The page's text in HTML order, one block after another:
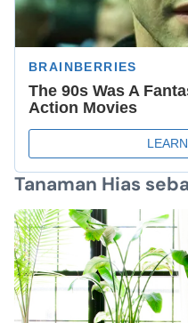
Tanaman Hias